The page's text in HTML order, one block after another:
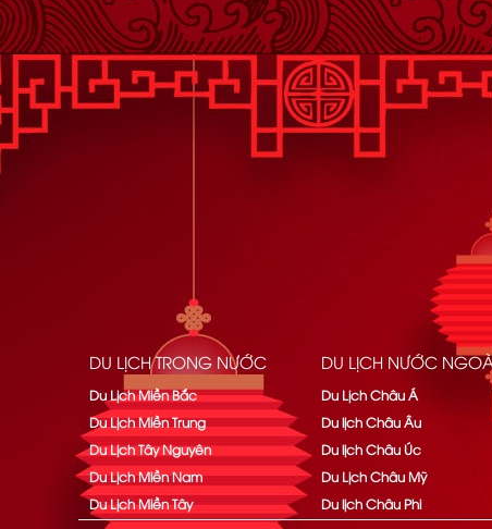
DU LỊCH TRONG NƯỚC
Du Lịch Miền Bắc
Du Lịch Miền Trung
Du Lịch Tây Nguyên
Du Lịch Miền Nam
Du Lịch Miền Tây
DU LỊCH NƯỚC
Du Lịch Châu Á
Du lịch Châu Âu
Du lịch Châu Úc
Du Lịch Châu Mỹ
Du lịch Châu Phi